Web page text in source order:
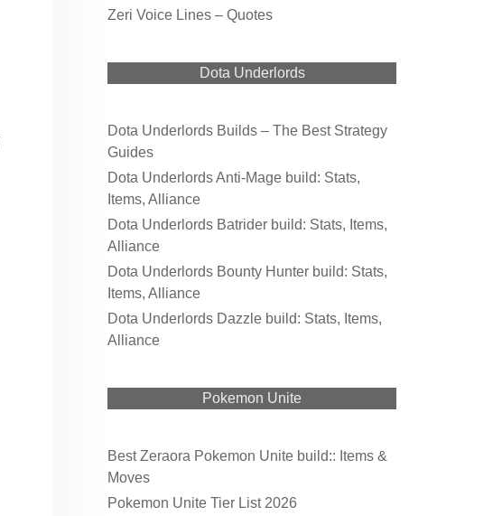
Zeri Voice Lines – Quotes
Dota Underlords
Dota Underlords Builds – The Best Strategy
Guides
Dota Underlords Anti-Mage build: Stats,
Items, Alliance
Dota Underlords Batrider build: Stats, Items,
Alliance
Dota Underlords Bounty Hunter build: Stats,
Items, Alliance
Dota Underlords Dazzle build: Stats, Items,
Alliance
Pokemon Unite
Best Zeraora Pokemon Unite build:: Items &
Moves
Pokemon Unite Tier List 2026